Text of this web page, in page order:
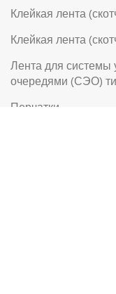
Клейкая лента
Клейкая лента
Лента для системы
очередями (СЭО)
Перчатки